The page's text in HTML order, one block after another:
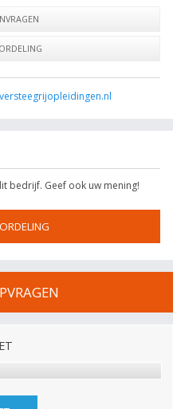
bedrijf. Geef ook uw mening!